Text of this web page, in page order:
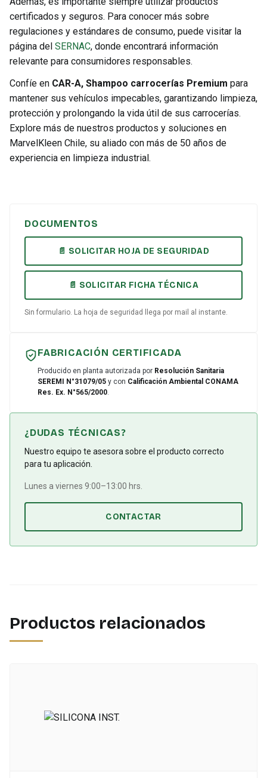
certificados y seguros. Para conocer más sobre
regulaciones y estándares de consumo, puede visitar la
página del SERNAC, donde encontrará información
relevante para consumidores responsables.
Confíe en CAR-A, Shampoo carrocerías Premium para
mantener sus vehículos impecables, garantizando limpieza,
protección y prolongando la vida útil de sus carrocerías.
Explore más de nuestros productos y soluciones en
MarvelKleen Chile, su aliado con más de 50 años de
experiencia en limpieza industrial.
DOCUMENTOS
📄 SOLICITAR HOJA DE SEGURIDAD
📄 SOLICITAR FICHA TÉCNICA
Sin formulario. La hoja de seguridad llega por mail al instante.
FABRICACIÓN CERTIFICADA
Producido en planta autorizada por Resolución Sanitaria
SEREMI N°31079/05 y con Calificación Ambiental CONAMA
Res. Ex. N°565/2000.
¿DUDAS TÉCNICAS?
Nuestro equipo te asesora sobre el producto correcto
para tu aplicación.
Lunes a viernes 9:00–13:00 hrs.
CONTACTAR
Productos relacionados